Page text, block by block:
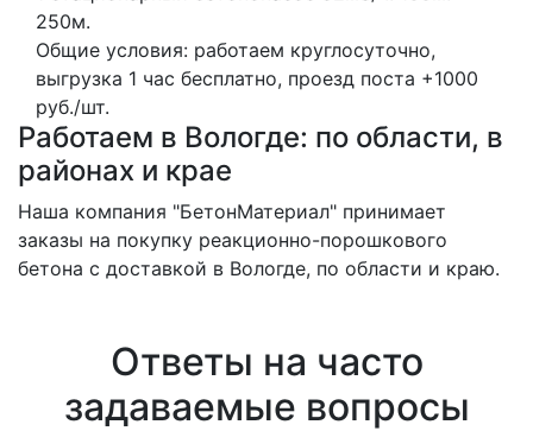
250м.
Общие условия: работаем круглосуточно,
выгрузка 1 час бесплатно, проезд поста +1000
руб./шт.
Работаем в Вологде: по области, в
районах и крае
Наша компания "БетонМатериал" принимает
заказы на покупку реакционно-порошкового
бетона с доставкой в Вологде, по области и краю.
Ответы на часто
задаваемые вопросы